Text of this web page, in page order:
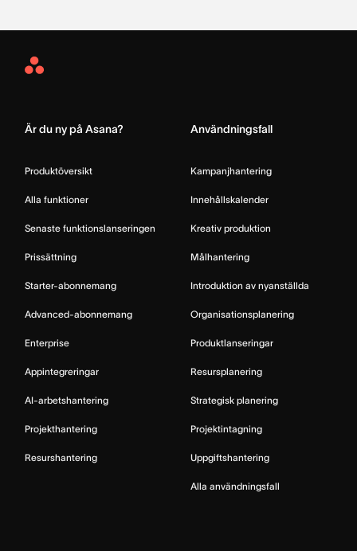
Asana
Är du ny på Asana?
Produktöversikt
Alla funktioner
Senaste funktionslanseringen
Prissättning
Starter-abonnemang
Advanced-abonnemang
Enterprise
Appintegreringar
AI-arbetshantering
Projekthantering
Resurshantering
Användningsfall
Kampanjhantering
Innehållskalender
Kreativ produktion
Målhantering
Introduktion av nyanställda
Organisationsplanering
Produktlanseringar
Resursplanering
Strategisk planering
Projektintagning
Uppgiftshantering
Alla användningsfall